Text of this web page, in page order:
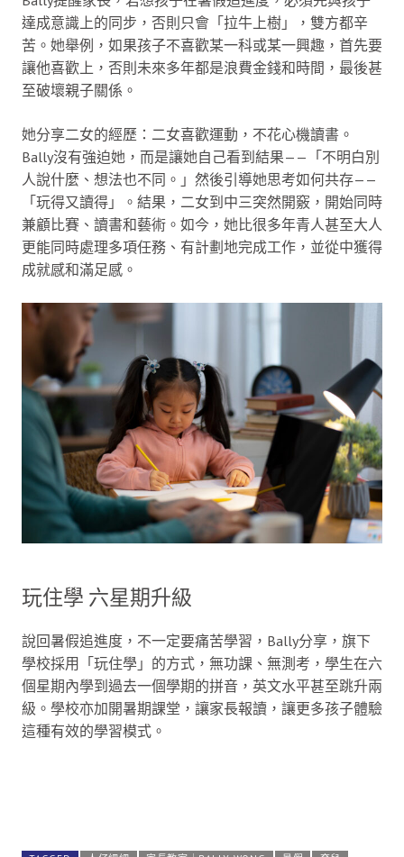
達成意識上的同步，否則只會「拉牛上樹」，雙方都辛
苦。她舉例，如果孩子不喜歡某一科或某一興趣，首先要
讓他喜歡上，否則未來多年都是浪費金錢和時間，最後甚
至破壞親子關係。
她分享二女的經歷：二女喜歡運動，不花心機讀書。
Bally沒有強迫她，而是讓她自己看到結果——「不明白別
人說什麼、想法也不同。」然後引導她思考如何共存——
「玩得又讀得」。結果，二女到中三突然開竅，開始同時
兼顧比賽、讀書和藝術。如今，她比很多年青人甚至大人
更能同時處理多項任務、有計劃地完成工作，並從中獲得
成就感和滿足感。
玩住學 六星期升級
說回暑假追進度，不一定要痛苦學習，Bally分享，旗下
學校採用「玩住學」的方式，無功課、無測考，學生在六
個星期內學到過去一個學期的拼音，英文水平甚至跳升兩
級。學校亦加開暑期課堂，讓家長報讀，讓更多孩子體驗
這種有效的學習模式。